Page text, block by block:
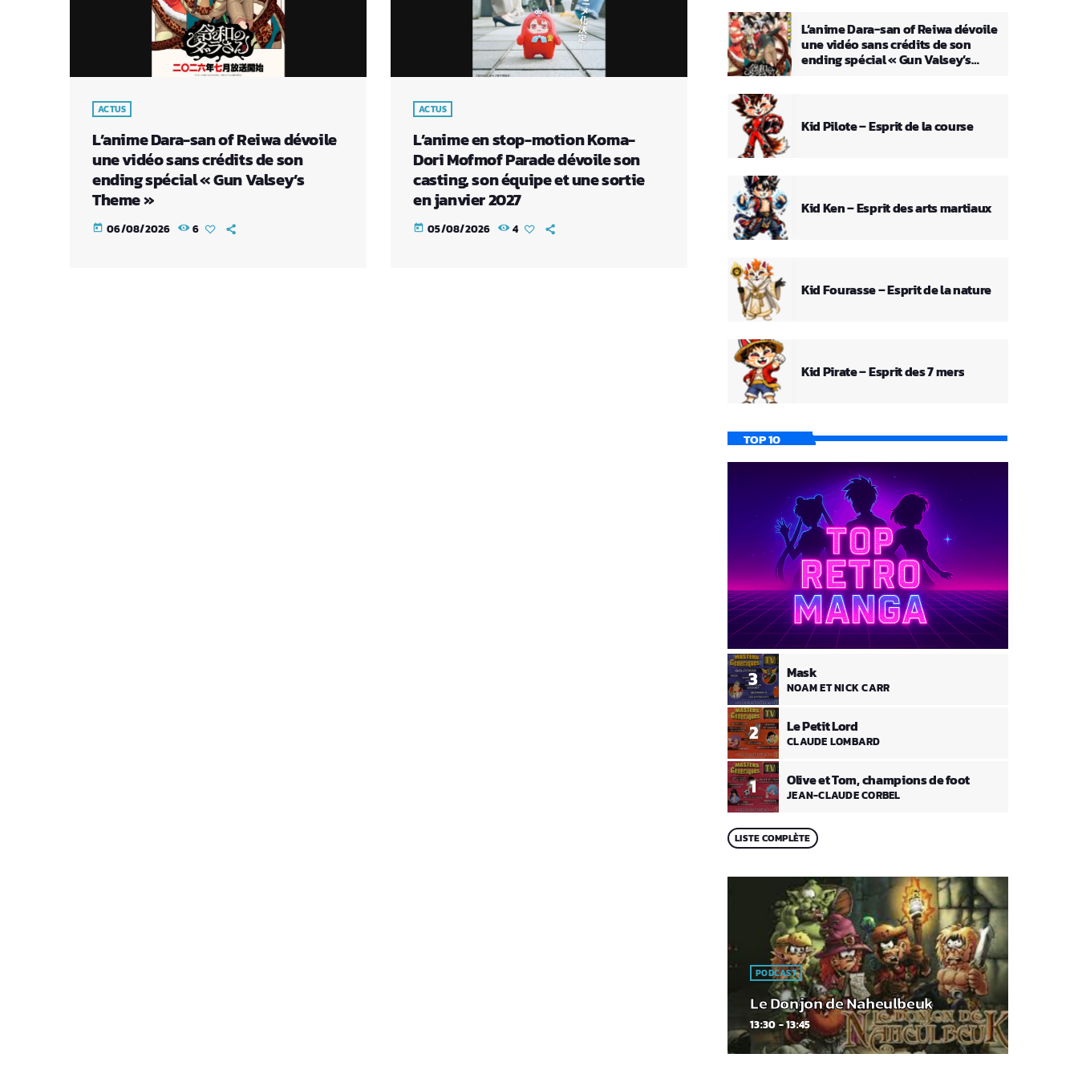
ACTUS
L’anime Dara-san of Reiwa dévoile
une vidéo sans crédits de son
ending spécial « Gun Valsey’s
Theme »
today 06/08/2026 6
ACTUS
L’anime en stop-motion Koma-
Dori Mofmof Parade dévoile son
casting, son équipe et une sortie
en janvier 2027
today 05/08/2026 4
L’anime Dara-san of Reiwa dévoile
une vidéo sans crédits de son
ending spécial « Gun Valsey’s
Kid Pilote – Esprit de la course
Kid Ken – Esprit des arts martiaux
Kid Fourasse – Esprit de la nature
Kid Pirate – Esprit des 7 mers
TOP 10
1 Olive et Tom, champions de foot
JEAN-CLAUDE CORBEL
2 Le Petit Lord
CLAUDE LOMBARD
3 Mask
NOAM ET NICK CARR
LISTE COMPLÈTE
PODCAST
Le Donjon de Naheulbeuk
13:30 - 13:45